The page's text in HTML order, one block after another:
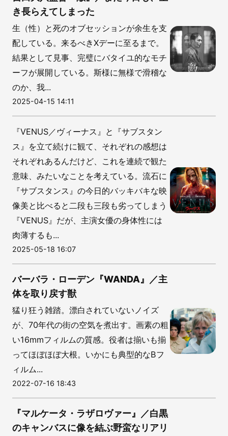
き長らえてしまった
生（性）と死のオブセッションが余生を支
配している。来るべきXデーに至るまで。
結果として見事、完璧にバタイユ的なモチ
ーフが展開している。斯様に無様で滑稽な
のか、我...
2025-04-15 14:11
『VENUS／ヴィーナス』と『サブスタン
ス』を立て続けに観て、それぞれの感想は
それぞれあるんだけど、これを連続で観た
意味、みたいなことを考えている。流石に
『サブスタンス』の今日的バッキバキな映
像美と比べると二段も三段も劣ってしまう
『VENUS』だが、主演女優の身体性には
肉薄するも...
2025-05-18 16:07
バーバラ・ローデン『WANDA』／主
体を取り戻す獣
猛り狂う雑踏。漂白されていないノイズ
が、70年代の街の空気を煮出す。画素の粗
い16mmフィルムの質感。役者は揃いも揃
ってほぼほぼ大根。いかにも典型的なBフ
ィルム...
2022-07-16 18:43
『マルケータ・ラザロヴァー』／白黒
のキャンバスに像を結ぶ野蛮なリアリ